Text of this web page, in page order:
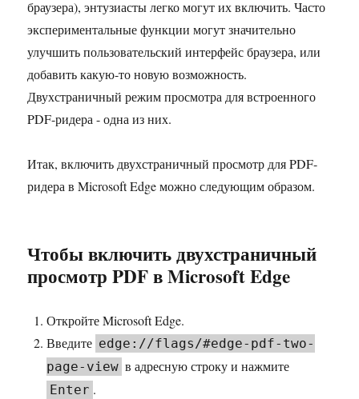
браузера), энтузиасты легко могут их включить. Часто
экспериментальные функции могут значительно
улучшить пользовательский интерфейс браузера, или
добавить какую-то новую возможность.
Двухстраничный режим просмотра для встроенного
PDF-ридера - одна из них.
Итак, включить двухстраничный просмотр для PDF-
ридера в Microsoft Edge можно следующим образом.
Чтобы включить двухстраничный
просмотр PDF в Microsoft Edge
Откройте Microsoft Edge.
Введите edge://flags/#edge-pdf-two-
page-view в адресную строку и нажмите
Enter .